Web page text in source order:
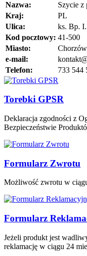
Nazwa:
Szycie z
Kraj:
PL
Ulica:
ks. Bp.
Kod pocztowy: 41-500
Miasto:
Chorzów
e-mail:
Telefon:
733 544
Torebki GPSR
Deklaracja zgodności z
Bezpieczeństwie
Formularz Zwrotu
Możliwość zwrotu w
Formularz
Jeżeli produkt jest
reklamację w ciągu 24